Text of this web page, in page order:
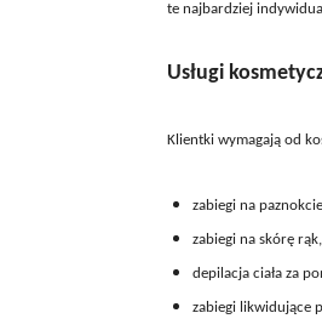
te najbardziej
Usługi
Klientki wymagają od
zabiegi na
zabiegi na skórę
depilacja ciała za
zabiegi likwidujące